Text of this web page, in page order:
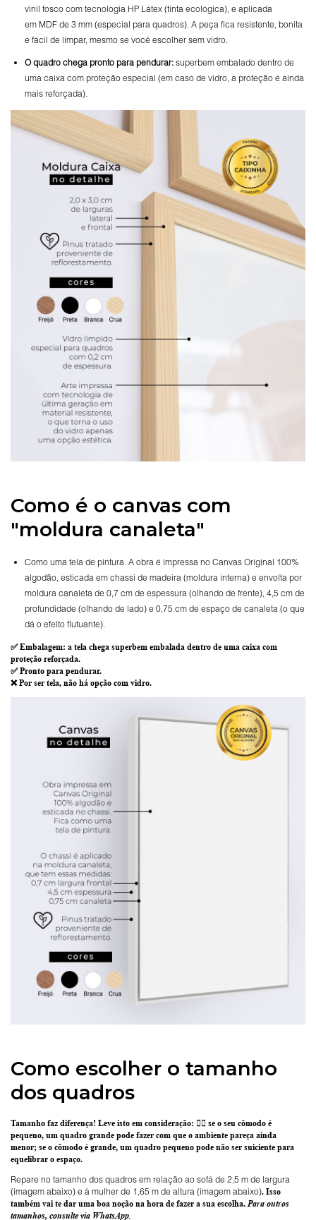
vinil fosco com tecnologia HP Látex (tinta ecológica), e aplicada
em MDF de 3 mm (especial para quadros). A peça fica resistente, bonita
e fácil de limpar, mesmo se você escolher sem vidro.
Oquadro chega pronto para pendurar: superbem embalado dentro de
uma caixa com proteção especial (em caso de vidro, a proteção é ainda
mais reforçada).
Como é o canvas com
"moldura canaleta"
Como uma tela de pintura. A obra é impressa no Canvas Original 100%
algodão, esticada em chassi de madeira (moldura interna) e envolta por
moldura canaleta de 0,7 cm de espessura (olhando de frente), 4,5 cm de
profundidade (olhando de lado) e 0,75 cm de espaço de canaleta (o que
dá o efeito flutuante).
✅Embalagem: a tela chega superbem embalada dentro de uma caixa com
proteção reforçada.
✅Pronto para pendurar.
❌ Por ser tela, não há opção com vidro.
Como escolher o tamanho
dos quadros
Tamanho faz diferença! Leve isto em consideração: 👉🏽 se o seu cômodo é
pequeno, um quadro grande pode fazer com que o ambiente pareça ainda
menor; se o cômodo é grande, um quadro pequeno pode não ser suiciente para
equelibrar o espaço.
Repare no tamanho dos quadros em relação ao sofá de 2,5 m de largura
(imagem abaixo) e à mulher de 1,65 m de altura (imagem abaixo). Isso
também vai te dar uma boa noção na hora de fazer a sua escolha.Para outros
tamanhos, consulte via WhatsApp.